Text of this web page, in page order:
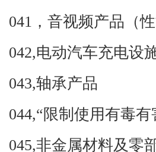
041 ，音视频产品（性
042,电动汽车充电设
043,轴承产品
044,“限制使用有毒有
045,非金属材料及零